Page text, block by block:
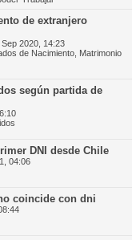
de extranjero
Sep 2020, 14:23
de Nacimiento, Matrimonio
según partida de
DNI desde Chile
04:06
coincide con dni